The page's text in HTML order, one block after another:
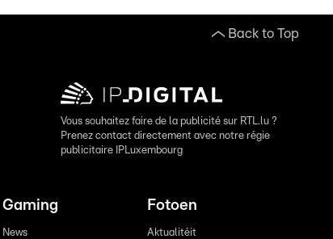
Back to Top
Vous souhaitez faire de la publicité sur RTL.lu ?
Prenez contact directement avec notre régie
publicitaire IPLuxembourg
Gaming
News
Fotoen
Aktualitéit